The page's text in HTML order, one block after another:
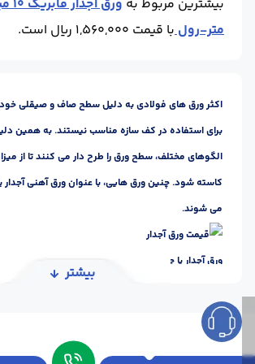
بیشترین مربوط به
متر-رولبا قیمت 1,560,000 ریال است.
اکثر ورق های فولادی به دلیل سطح صاف و صیقلی
برای استفاده در کف سازه مناسب نیستند. به همین
الگوهای مختلف، سطح ورق را طرح دار می کنند تا از
کاسته شود. چنین ورق هایی، با عنوان ورق آهنی آجدار
می شوند.
ورق آجدار یا چکر پلیت
جنس های گوناگون تولید و به بازار عرضه می شوند. یکی
موارد مصرف چنین محصولاتی، در محل عبور افراد
بیشتر